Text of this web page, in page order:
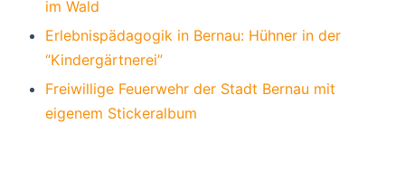
im Wald
Erlebnispädagogik in Bernau: Hühner in der
“Kindergärtnerei”
Freiwillige Feuerwehr der Stadt Bernau mit
eigenem Stickeralbum